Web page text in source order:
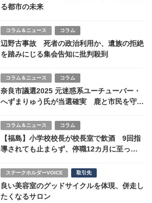
る都市の未来
コラム＆ニュース コラム
辺野古事故 死者の政治利用か、遺族の拒絶
を踏みにじる集会告知に批判殺到
コラム＆ニュース コラム
奈良市議選2025 元迷惑系ユーチューバー・
へずまりゅう氏が当選確実 鹿と市民を守る
コラム＆ニュース コラム
【福島】小学校校長が校長室で飲酒 9回指
導されても止まらず、停職12カ月に至った
ステークホルダーVOICE 取引先
良い美容室のグッドサイクルを体現、併走し
たくなるサロン